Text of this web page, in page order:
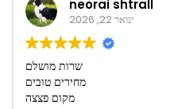
neorai shtrall
ינואר 22, 2026
שרות מושלם
מחירים טובים
מקום פצצה